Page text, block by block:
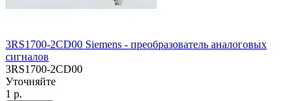
3RS1700-2CD00 Siemens - преобразователь аналоговых
сигналов
3RS1700-2CD00
Уточняйте
1 р.